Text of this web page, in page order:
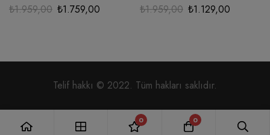
₺1.959,00 ₺1.759,00 ₺1.959,00 ₺1.129,00
Telif hakkı © 2022. Tüm hakları saklıdır.
0 0